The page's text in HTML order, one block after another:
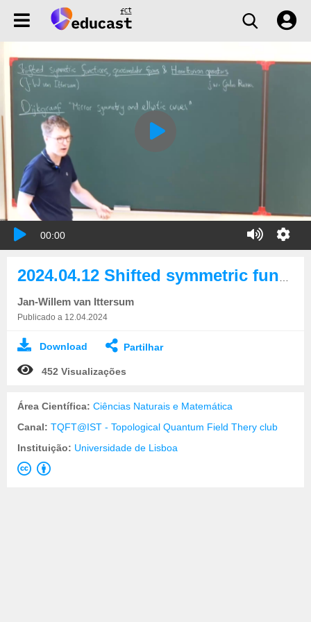
00:00
Jan-Willem van Ittersum
Publicado a 12.04.2024
Download Partilhar
452 Visualizações
Área Científica: Ciências Naturais e Matemática
Canal: TQFT@IST - Topological Quantum Field Thery club
Instituição: Universidade de Lisboa